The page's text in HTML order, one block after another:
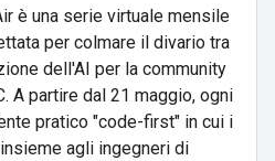
è una serie virtuale mensile
per colmare il divario tra
dell'AI per la community
A partire dal 21 maggio, ogni
pratico "code-first" in cui i
agli ingegneri di